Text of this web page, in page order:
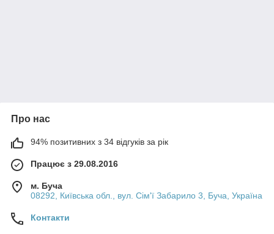
Про нас
94% позитивних з 34 відгуків за рік
Працює з 29.08.2016
м. Буча
08292, Київська обл., вул. Сім'ї Забарило 3, Буча, Україна
Контакти